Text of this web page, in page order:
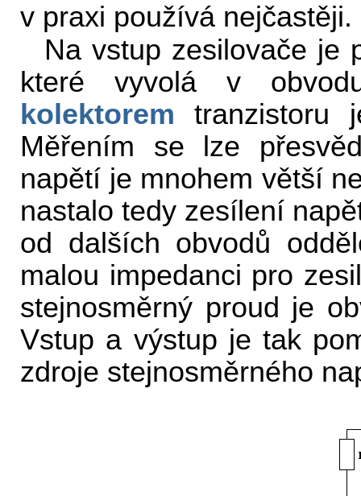
v praxi používá nejčastěji.
Na vstup zesilovače je
které vyvolá v
kolektorem tranzistoru
Měřením se lze
napětí je mnohem větší
nastalo tedy zesílení
od dalších obvodů
malou impedanci pro
stejnosměrný proud je
Vstup a výstup je tak
zdroje stejnosměrného